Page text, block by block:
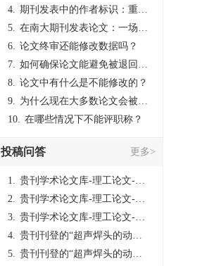
4. 期刊发表中的作者标识：重要性与实践
5. 在南大期刊发表论文：一场知识探索与学术成就的旅程
6. 论文终审还能修改数据吗？
7. 如何确保论文能避免被退回：关键条件与策略
8. 论文中有什么是不能修改的？
9. 为什么现在大多数论文会被评判为AI撰写？（深度剖析查重机制下的困境与出路）
10. 在哪些情况下不能评职称？
投稿问答 更多>
1. 贵刊学术论文库-理工论文-第16页刊登的“超声焊头的动力学分析与优化设计”，作者lizhiwei，时间2024-12-27，该论文由我本人在机电工程技术2024年第10期公开发表，lizhiwei并非本人，请将文章删除，消除影响，谢谢！
2. 贵刊学术论文库-理工论文-第16页刊登的“超声焊头的动力学分析与优化设计”，作者lizhiwei，时间2024-12-27，该论文由我本人在机电工程技术2024年第10期公开发表，lizhiwei并非本人，请将文章删除，消除影响，谢谢！
3. 贵刊学术论文库-理工论文-第16页刊登的“超声焊头的动力学分析与优化设计”，作者lizhiwei，时间2024-12-27，该论文由我本人在机电工程技术2024年第10期公开发表，lizhiwei并非本人，请将文章删除，消除影响，谢谢！
4. 贵刊刊登的“超声焊头的动力学分析与优化设计”，作者lizhiwei，时间2024-12-27，该论文由我本人在机电工程技术2024年第10期公开发表，lizhiwei并非本人，请将文章删除，消除影响，谢谢！
5. 贵刊刊登的“超声焊头的动力学分析与优化设计”，作者lizhiwei，时间2024-12-27，该论文由我本人在机电工程技术2024年第10期公开发表，lizhiwei并非本人，请将文章删除，消除影响，谢谢！